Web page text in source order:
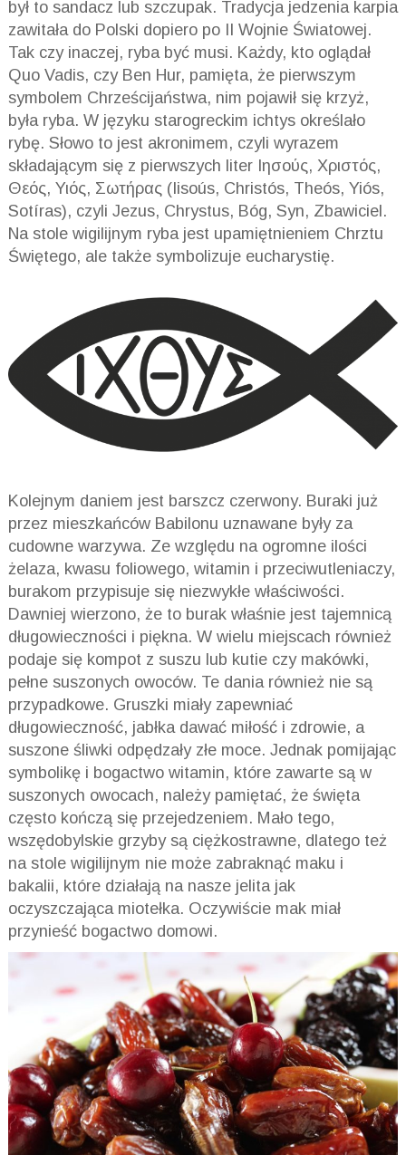
był to sandacz lub szczupak. Tradycja jedzenia karpia
zawitała do Polski dopiero po II Wojnie Światowej.
Tak czy inaczej, ryba być musi. Każdy, kto oglądał
Quo Vadis, czy Ben Hur, pamięta, że pierwszym
symbolem Chrześcijaństwa, nim pojawił się krzyż,
była ryba. W języku starogreckim ichtys określało
rybę. Słowo to jest akronimem, czyli wyrazem
składającym się z pierwszych liter Ιησούς, Χριστός,
Θεός, Υιός, Σωτήρας (Iisoús, Christós, Theós, Yiós,
Sotíras), czyli Jezus, Chrystus, Bóg, Syn, Zbawiciel.
Na stole wigilijnym ryba jest upamiętnieniem Chrztu
Świętego, ale także symbolizuje eucharystię.
Kolejnym daniem jest barszcz czerwony. Buraki już
przez mieszkańców Babilonu uznawane były za
cudowne warzywa. Ze względu na ogromne ilości
żelaza, kwasu foliowego, witamin i przeciwutleniaczy,
burakom przypisuje się niezwykłe właściwości.
Dawniej wierzono, że to burak właśnie jest tajemnicą
długowieczności i piękna. W wielu miejscach również
podaje się kompot z suszu lub kutie czy makówki,
pełne suszonych owoców. Te dania również nie są
przypadkowe. Gruszki miały zapewniać
długowieczność, jabłka dawać miłość i zdrowie, a
suszone śliwki odpędzały złe moce. Jednak pomijając
symbolikę i bogactwo witamin, które zawarte są w
suszonych owocach, należy pamiętać, że święta
często kończą się przejedzeniem. Mało tego,
wszędobylskie grzyby są ciężkostrawne, dlatego też
na stole wigilijnym nie może zabraknąć maku i
bakalii, które działają na nasze jelita jak
oczyszczająca miotełka. Oczywiście mak miał
przynieść bogactwo domowi.